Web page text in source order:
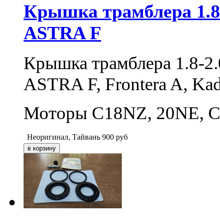
Крышка трамблера
ASTRA F
Крышка трамблера 1.8-
ASTRA F, Frontera A,
Моторы C18NZ, 20NE,
Неоригинал, Тайвань 900 руб